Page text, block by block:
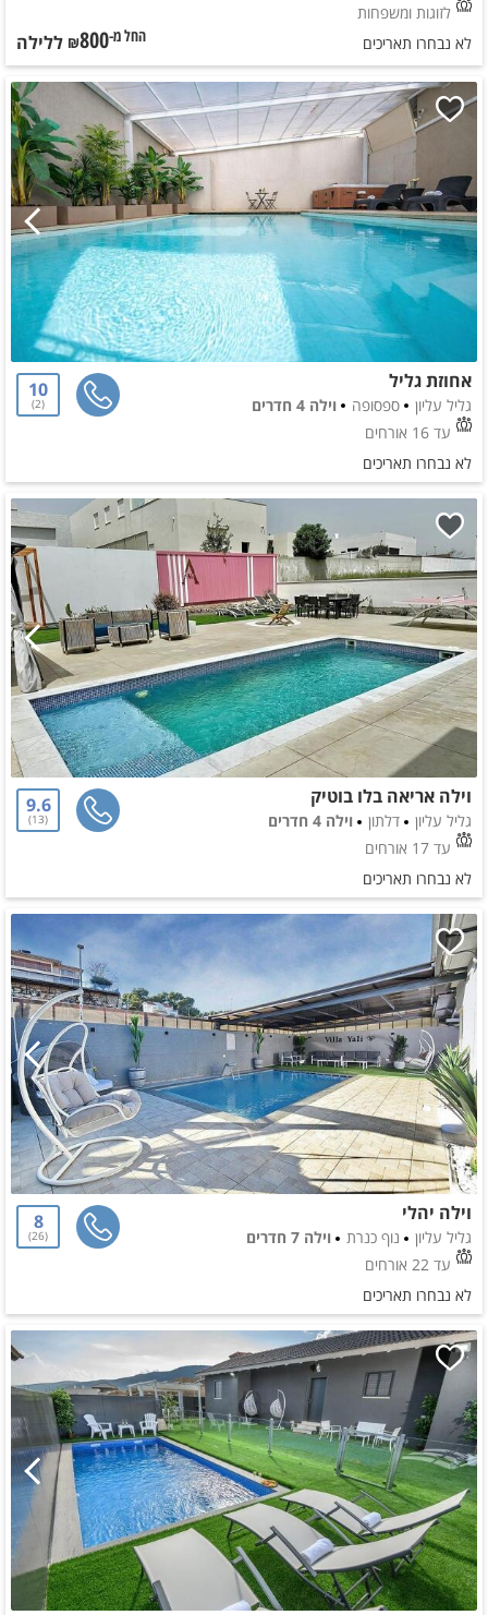
לזוגות ומשפחות
לא נבחרו תאריכים החל מ-₪800 ללילה
אחוזת גליל
גליל עליון ספסופה
וילה 4 חדרים
עד 16 אורחים
10
2
לא נבחרו תאריכים
וילה אריאה בלו בוטיק
גליל עליון דלתון
וילה 4 חדרים
עד 17 אורחים
9.6
13
לא נבחרו תאריכים
וילה יהלי
גליל עליון נוף כנרת
וילה 7 חדרים
עד 22 אורחים
8
26
לא נבחרו תאריכים